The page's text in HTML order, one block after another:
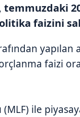
temmuzdaki
faizini
faizi
ile